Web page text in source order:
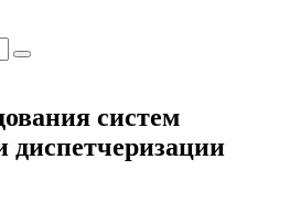
систем
диспетчеризации